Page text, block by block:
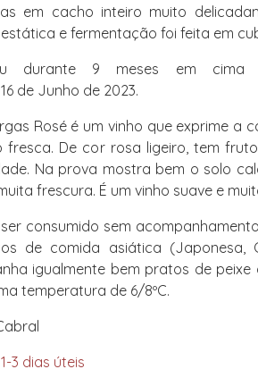
em cacho inteiro muito
e fermentação foi feita em
durante 9 meses em cima
de Junho de 2023.
Rosé é um vinho que exprime a
De cor rosa ligeiro, tem
Na prova mostra bem o solo
frescura. É um vinho suave e
consumido sem
de comida asiática (Japonesa,
igualmente bem pratos de peixe
temperatura de 6/8ºC.
3 dias úteis